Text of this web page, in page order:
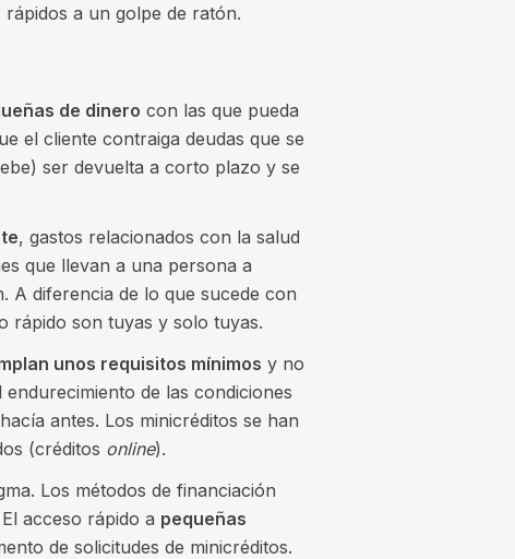
a un golpe de ratón.
de dinero con las que pueda
el cliente contraiga deudas que se
ser devuelta a corto plazo y se
, gastos relacionados con la salud
que llevan a una persona a
A diferencia de lo que sucede con
rápido son tuyas y solo tuyas.
unos requisitos mínimos y no
de las condiciones
antes. Los minicréditos se han
(créditos online).
Los métodos de financiación
acceso rápido a pequeñas
de solicitudes de minicréditos.